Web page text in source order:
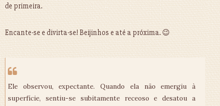
de primeira.
Encante-se e divirta-se! Beijinhos e até a próxima. 😉
Ele observou, expectante. Quando ela não emergiu à
superfície, sentiu-se subitamente receoso e desatou a